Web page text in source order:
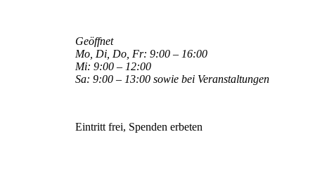
Geöffnet
Mo, Di, Do, Fr: 9:00 – 16:00
Mi: 9:00 – 12:00
Sa: 9:00 – 13:00 sowie bei Veranstaltungen
Eintritt frei, Spenden erbeten